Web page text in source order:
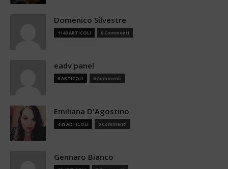
Domenico Silvestre
1140 ARTICOLI 0 Commenti
eadv panel
0 ARTICOLI 0 Commenti
Emiliana D'Agostino
441 ARTICOLI 0 Commenti
Gennaro Bianco